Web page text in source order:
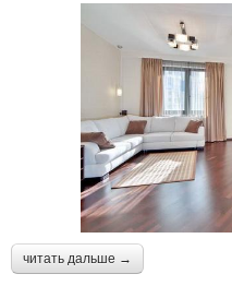
читать дальше →